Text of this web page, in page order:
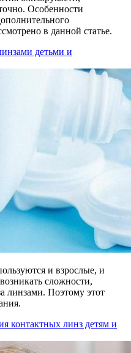
Особенности
в данной статье.
детьми и
и взрослые, и
сложности,
линзами. Поэтому этот
контактных линз детям и